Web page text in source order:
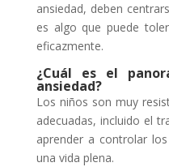
ansiedad, deben
es algo que puede
eficazmente.
¿Cuál es el
ansiedad?
Los niños son muy
adecuadas, incluido el
aprender a controlar
una vida plena.